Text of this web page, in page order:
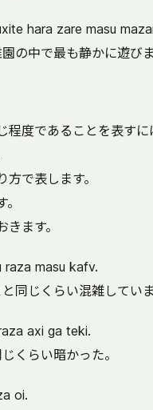
hara zare masu
の中で最も静かに遊びま
程度であることを表す
で表します。
ます。
raza masu kafv.
同じくらい混雑していま
axi ga teki.
くらい暗かった。
oi.